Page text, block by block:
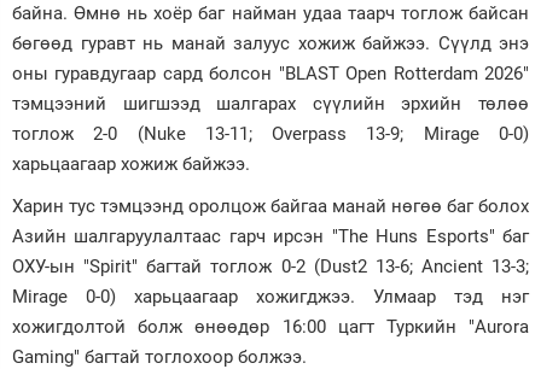
байна. Өмнө нь хоёр баг найман удаа таарч тоглож байсан
бөгөөд гуравт нь манай залуус хожиж байжээ. Сүүлд энэ
оны гуравдугаар сард болсон "BLAST Open Rotterdam 2026"
тэмцээний шигшээд шалгарах сүүлийн эрхийн төлөө
тоглож 2-0 (Nuke 13-11; Overpass 13-9; Mirage 0-0)
харьцаагаар хожиж байжээ.
Харин тус тэмцээнд оролцож байгаа манай нөгөө баг болох
Азийн шалгаруулалтаас гарч ирсэн "The Huns Esports" баг
ОХУ-ын "Spirit" багтай тоглож 0-2 (Dust2 13-6; Ancient 13-3;
Mirage 0-0) харьцаагаар хожигджээ. Улмаар тэд нэг
хожигдолтой болж өнөөдөр 16:00 цагт Туркийн "Aurora
Gaming" багтай тоглохоор болжээ.